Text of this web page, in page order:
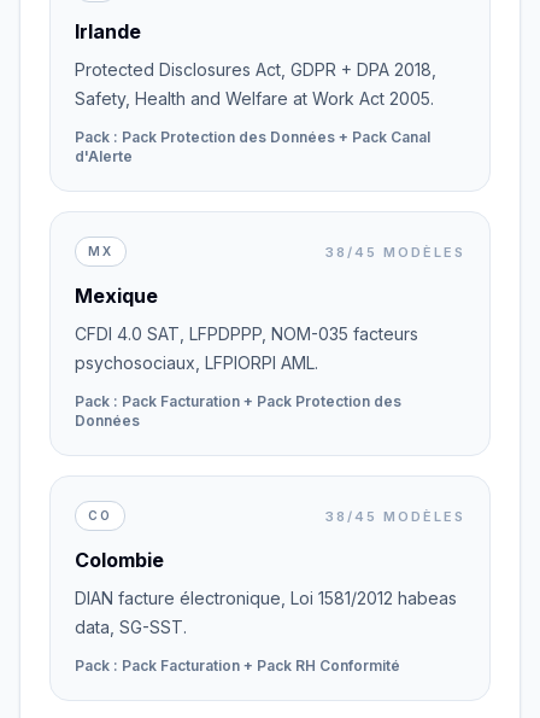
Irlande
Protected Disclosures Act, GDPR + DPA 2018,
Safety, Health and Welfare at Work Act 2005.
Pack : Pack Protection des Données + Pack Canal
d'Alerte
MX 38/45 MODÈLES
Mexique
CFDI 4.0 SAT, LFPDPPP, NOM-035 facteurs
psychosociaux, LFPIORPI AML.
Pack : Pack Facturation + Pack Protection des
Données
CO 38/45 MODÈLES
Colombie
DIAN facture électronique, Loi 1581/2012 habeas
data, SG-SST.
Pack : Pack Facturation + Pack RH Conformité